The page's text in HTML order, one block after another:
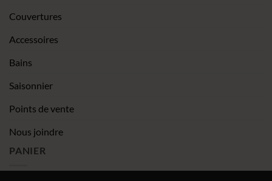
Couvertures
Accessoires
Bains
Saisonnier
Points de vente
Nous joindre
PANIER